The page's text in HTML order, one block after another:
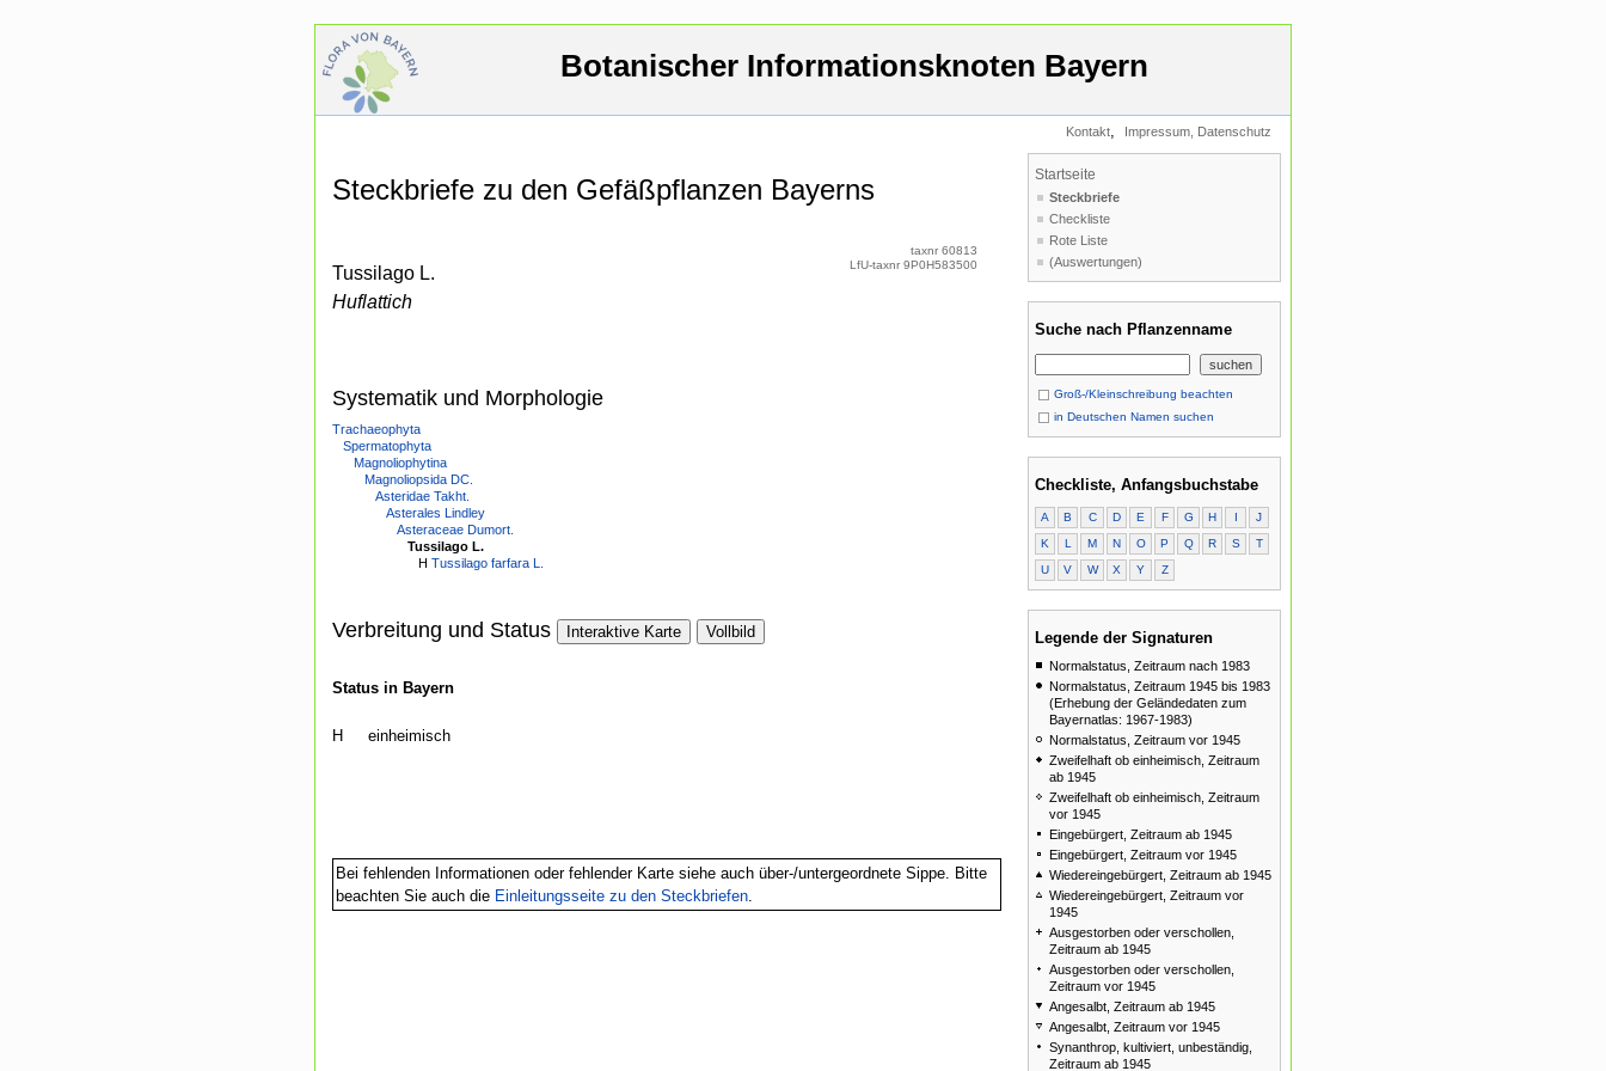
Botanischer Informationsknoten Bayern
Kontakt, Impressum, Datenschutz
Steckbriefe zu den Gefäßpflanzen Bayerns
Tussilago L.
Huflattich
taxnr 60813
LfU-taxnr 9P0H583500
Systematik und Morphologie
Trachaeophyta
Spermatophyta
Magnoliophytina
Magnoliopsida DC.
Asteridae Takht.
Asterales Lindley
Asteraceae Dumort.
Tussilago L.
H Tussilago farfara L.
Verbreitung und Status Interaktive Karte Vollbild
Status in Bayern
H einheimisch
Bei fehlenden Informationen oder fehlender Karte siehe auch über-/untergeordnete Sippe. Bitte
beachten Sie auch die Einleitungsseite zu den Steckbriefen.
Startseite
Steckbriefe
Checkliste
Rote Liste
(Auswertungen)
Suche nach Pflanzenname
Groß-/Kleinschreibung beachten
in Deutschen Namen suchen
Checkliste, Anfangsbuchstabe
A B C D E F G H I
J
K
L M N O P Q R S
T
U
V W X Y Z
Legende der Signaturen
Normalstatus, Zeitraum nach 1983
Normalstatus, Zeitraum 1945 bis 1983
(Erhebung der Geländedaten zum
Bayernatlas: 1967-1983)
Normalstatus, Zeitraum vor 1945
Zweifelhaft ob einheimisch, Zeitraum
ab 1945
Zweifelhaft ob einheimisch, Zeitraum
vor 1945
Eingebürgert, Zeitraum ab 1945
Eingebürgert, Zeitraum vor 1945
Wiedereingebürgert, Zeitraum ab 1945
Wiedereingebürgert, Zeitraum vor
1945
Ausgestorben oder verschollen,
Zeitraum ab 1945
Ausgestorben oder verschollen,
Zeitraum vor 1945
Angesalbt, Zeitraum ab 1945
Angesalbt, Zeitraum vor 1945
Synanthrop, kultiviert, unbeständig,
Zeitraum ab 1945